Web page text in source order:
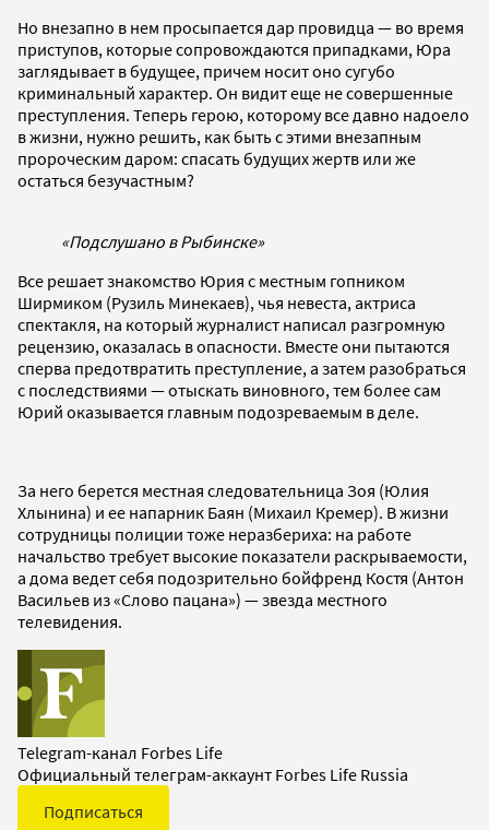
Но внезапно в нем просыпается дар провидца — во время
приступов, которые сопровождаются припадками, Юра
заглядывает в будущее, причем носит оно сугубо
криминальный характер. Он видит еще не совершенные
преступления. Теперь герою, которому все давно надоело
в жизни, нужно решить, как быть с этими внезапным
пророческим даром: спасать будущих жертв или же
остаться безучастным?
«Подслушано в Рыбинске»
Все решает знакомство Юрия с местным гопником
Ширмиком (Рузиль Минекаев), чья невеста, актриса
спектакля, на который журналист написал разгромную
рецензию, оказалась в опасности. Вместе они пытаются
сперва предотвратить преступление, а затем разобраться
с последствиями — отыскать виновного, тем более сам
Юрий оказывается главным подозреваемым в деле.
За него берется местная следовательница Зоя (Юлия
Хлынина) и ее напарник Баян (Михаил Кремер). В жизни
сотрудницы полиции тоже неразбериха: на работе
начальство требует высокие показатели раскрываемости,
а дома ведет себя подозрительно бойфренд Костя (Антон
Васильев из «Слово пацана») — звезда местного
телевидения.
Telegram-канал Forbes Life
Официальный телеграм-аккаунт Forbes Life Russia
Подписаться